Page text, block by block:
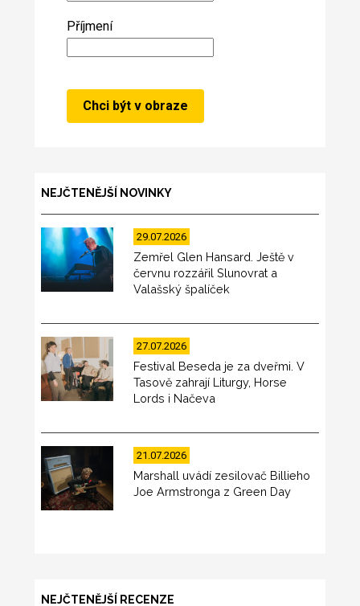
Příjmení
NEJČTENĚJŠÍ NOVINKY
29.07.2026
Zemřel Glen Hansard. Ještě v
červnu rozzářil Slunovrat a
Valašský špalíček
27.07.2026
Festival Beseda je za dveřmi. V
Tasově zahrají Liturgy, Horse
Lords i Načeva
21.07.2026
Marshall uvádí zesilovač Billieho
Joe Armstronga z Green Day
NEJČTENĚJŠÍ RECENZE